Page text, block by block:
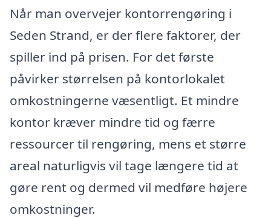
Når man overvejer kontorrengøring i
Seden Strand, er der flere faktorer, der
spiller ind på prisen. For det første
påvirker størrelsen på kontorlokalet
omkostningerne væsentligt. Et mindre
kontor kræver mindre tid og færre
ressourcer til rengøring, mens et større
areal naturligvis vil tage længere tid at
gøre rent og dermed vil medføre højere
omkostninger.